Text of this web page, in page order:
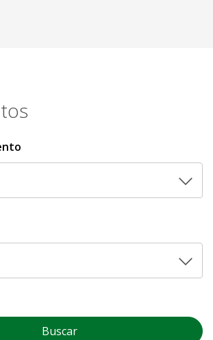
legislativas na CLDF podem
Buscar